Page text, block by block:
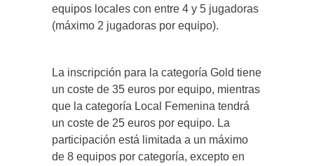
equipos locales con entre 4 y 5 jugadoras
(máximo 2 jugadoras por equipo).
La inscripción para la categoría Gold tiene
un coste de 35 euros por equipo, mientras
que la categoría Local Femenina tendrá
un coste de 25 euros por equipo. La
participación está limitada a un máximo
de 8 equipos por categoría, excepto en